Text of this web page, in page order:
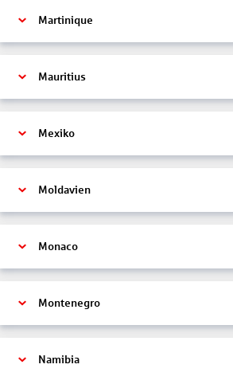
Martinique
Mauritius
Mexiko
Moldavien
Monaco
Montenegro
Namibia